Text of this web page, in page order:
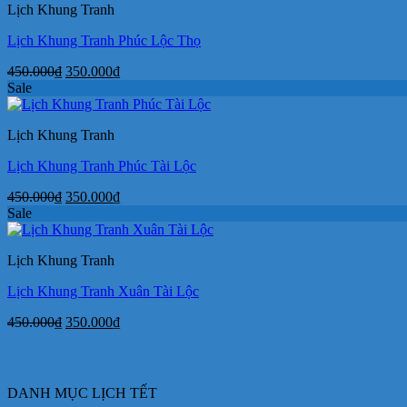
Lịch Khung Tranh
Lịch Khung Tranh Phúc Lộc Thọ
450.000₫ Giá
là:
350.000₫Giá
tại
Sale
Lịch Khung Tranh
Lịch Khung Tranh Phúc Tài Lộc
450.000₫ Giá
là:
350.000₫Giá
tại
Sale
Lịch Khung Tranh
Lịch Khung Tranh Xuân Tài Lộc
450.000₫ Giá
350.000₫Giá
350.000₫.
DANH MỤC LỊCH TẾT